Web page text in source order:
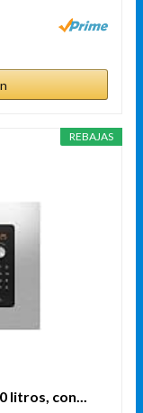
REBAJAS
litros, con...